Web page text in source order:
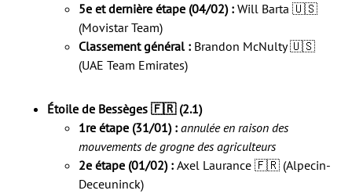
5e et dernière étape (04/02) : Will Barta 🇺🇸
(Movistar Team)
Classement général : Brandon McNulty 🇺🇸
(UAE Team Emirates)
Étoile de Bessèges 🇫🇷 (2.1)
1re étape (31/01) : annulée en raison des
mouvements de grogne des agriculteurs
2e étape (01/02) : Axel Laurance 🇫🇷 (Alpecin-
Deceuninck)